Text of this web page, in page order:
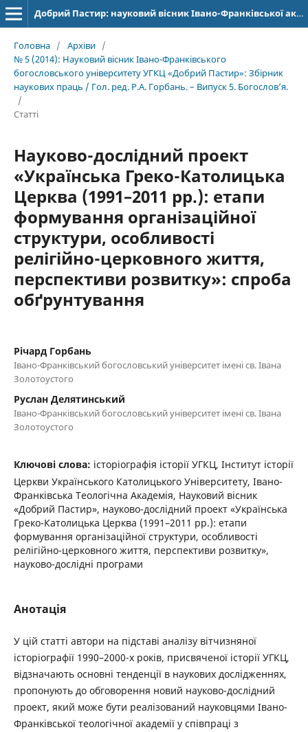
Добрий Пастир: науковий вісник Івано-Франківської академії Івана Золотоустого. Богослов’я. Філософія. Історія
Головна / Архіви /
№ 5 (2014): Науковий вісник Івано-Франківського
богословського університету УГКЦ «Добрий Пастир»: Збірник
наукових праць / Гол. ред. Р.А. Горбань. – Випуск 5. Богослов’я.
/
Статті
Науково-дослідний проект
«Українська Греко-Католицька
Церква (1991–2011 рр.): етапи
формування організаційної
структури, особливості
релігійно-церковного життя,
перспективи розвитку»: спроба
обґрунтування
Річард Горбань
Івано-Франківський богословський університет імені св. Івана
Золотоустого
Руслан Делятинський
Івано-Франківський богословський університет імені св. Івана
Золотоустого
Ключові слова: історіографія історії УГКЦ, Інститут історії
Церкви Українського Католицького Університету, Івано-
Франківська Теологічна Академія, Науковий вісник
«Добрий Пастир», науково-дослідний проект «Українська
Греко-Католицька Церква (1991–2011 рр.): етапи
формування організаційної структури, особливості
релігійно-церковного життя, перспективи розвитку»,
науково-дослідні програми
Анотація
У цій статті автори на підставі аналізу вітчизняної
історіографії 1990–2000-х років, присвяченої історії УГКЦ,
відзначають основні тенденції в наукових дослідженнях,
пропонують до обговорення новий науково-дослідний
проект, який може бути реалізований науковцями Івано-
Франківської теологічної академії у співпраці з